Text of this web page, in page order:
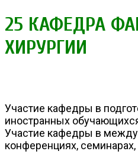
25 КАФЕДРА
ХИРУРГИИ
Участие кафедры в
иностранных
Участие кафедры в
конференциях, семинарах,